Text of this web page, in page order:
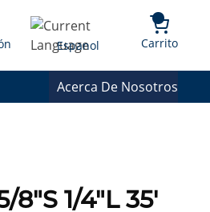
Language
Espanol Carrito{0}
Acerca De Nosotros
8"S 1/4"L 35'